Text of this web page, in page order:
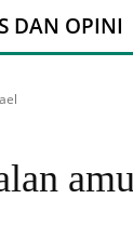
DAN OPINI